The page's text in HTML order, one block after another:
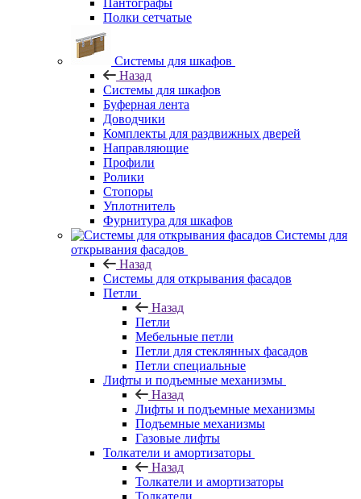
Пантографы
Полки сетчатые
Системы для шкафов
Назад
Системы для шкафов
Буферная лента
Доводчики
Комплекты для раздвижных дверей
Направляющие
Профили
Ролики
Стопоры
Уплотнитель
Фурнитура для шкафов
Системы для
открывания фасадов
Назад
Системы для открывания фасадов
Петли
Назад
Петли
Мебельные петли
Петли для стеклянных фасадов
Петли специальные
Лифты и подъемные механизмы
Назад
Лифты и подъемные механизмы
Подъемные механизмы
Газовые лифты
Толкатели и амортизаторы
Назад
Толкатели и амортизаторы
Толкатели